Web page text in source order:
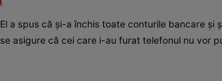
El a spus că și-a închis toate conturile bancare și
se asigure că cei care i-au furat telefonul nu vor